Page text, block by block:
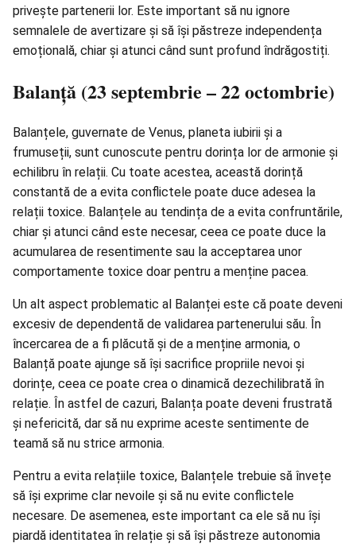
privește partenerii lor. Este important să nu ignore
semnalele de avertizare și să își păstreze independența
emoțională, chiar și atunci când sunt profund îndrăgostiți.
Balanță (23 septembrie – 22 octombrie)
Balanțele, guvernate de Venus, planeta iubirii și a
frumuseții, sunt cunoscute pentru dorința lor de armonie și
echilibru în relații. Cu toate acestea, această dorință
constantă de a evita conflictele poate duce adesea la
relații toxice. Balanțele au tendința de a evita confruntările,
chiar și atunci când este necesar, ceea ce poate duce la
acumularea de resentimente sau la acceptarea unor
comportamente toxice doar pentru a menține pacea.
Un alt aspect problematic al Balanței este că poate deveni
excesiv de dependentă de validarea partenerului său. În
încercarea de a fi plăcută și de a menține armonia, o
Balanță poate ajunge să își sacrifice propriile nevoi și
dorințe, ceea ce poate crea o dinamică dezechilibrată în
relație. În astfel de cazuri, Balanța poate deveni frustrată
și nefericită, dar să nu exprime aceste sentimente de
teamă să nu strice armonia.
Pentru a evita relațiile toxice, Balanțele trebuie să învețe
să își exprime clar nevoile și să nu evite conflictele
necesare. De asemenea, este important ca ele să nu își
piardă identitatea în relație și să își păstreze autonomia